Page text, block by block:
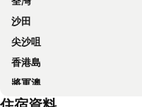
沙田
尖沙咀
香港島
將軍澳
Mong Kok Metro Station